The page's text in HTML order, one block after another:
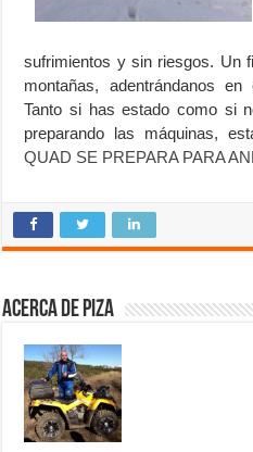
sufrimientos y sin riesgos. Un
montañas, adentrándanos
Tanto si has estado como si
preparando las máquinas,
QUAD SE PREPARA PARA
Acerca de Piza